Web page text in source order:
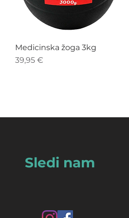
Hiter ogled
Medicinska žoga 3kg
Cena
39,95 €
Sledi nam